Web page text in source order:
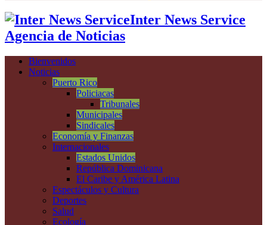
Inter News Service
Agencia de Noticias
Bienvenidos
Noticias
Puerto Rico
Policiacas
Tribunales
Municipales
Sindicales
Economía y Finanzas
Internacionales
Estados Unidos
República Dominicana
El Caribe y América Latina
Espectáculos y Cultura
Deportes
Salud
Ecología